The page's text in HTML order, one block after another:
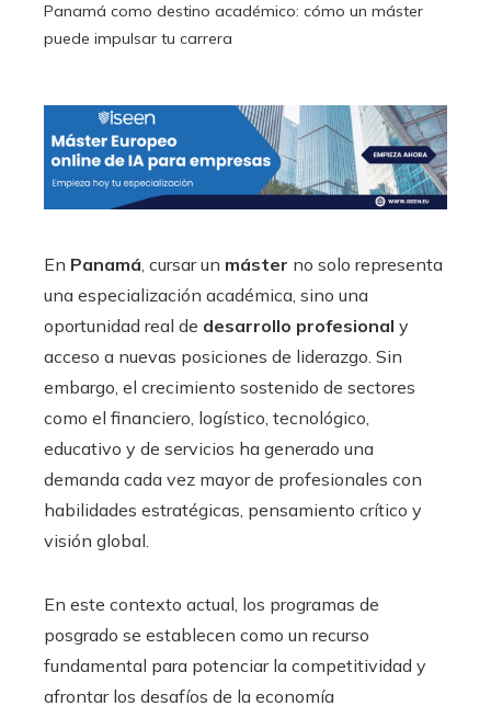
Panamá como destino académico: cómo un máster
puede impulsar tu carrera
En Panamá, cursar un máster no solo representa
una especialización académica, sino una
oportunidad real de desarrollo profesional y
acceso a nuevas posiciones de liderazgo. Sin
embargo, el crecimiento sostenido de sectores
como el financiero, logístico, tecnológico,
educativo y de servicios ha generado una
demanda cada vez mayor de profesionales con
habilidades estratégicas, pensamiento crítico y
visión global.
En este contexto actual, los programas de
posgrado se establecen como un recurso
fundamental para potenciar la competitividad y
afrontar los desafíos de la economía